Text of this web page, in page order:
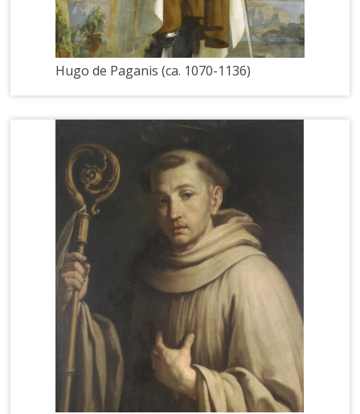
Hugo de Paganis (ca. 1070-1136)